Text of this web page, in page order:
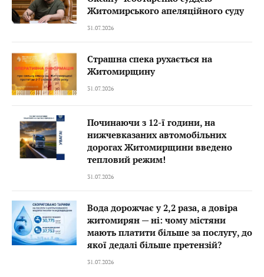
Житомирського апеляційного суду
31.07.2026
Страшна спека рухається на
Житомирщину
31.07.2026
Починаючи з 12-ї години, на
нижчевказаних автомобільних
дорогах Житомирщини введено
тепловий режим!
31.07.2026
Вода дорожчає у 2,2 раза, а довіра
житомирян — ні: чому містяни
мають платити більше за послугу, до
якої дедалі більше претензій?
31.07.2026